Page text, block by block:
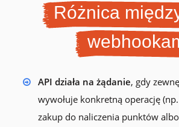
Różnica
API działa na żądanie, gdy
wywołuje konkretną operację
zakup do naliczenia punktów